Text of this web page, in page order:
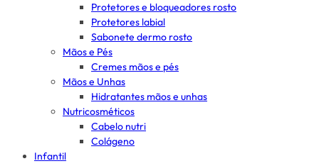
Protetores e bloqueadores rosto
Protetores labial
Sabonete dermo rosto
Mãos e Pés
Cremes mãos e pés
Mãos e Unhas
Hidratantes mãos e unhas
Nutricosméticos
Cabelo nutri
Colágeno
Infantil